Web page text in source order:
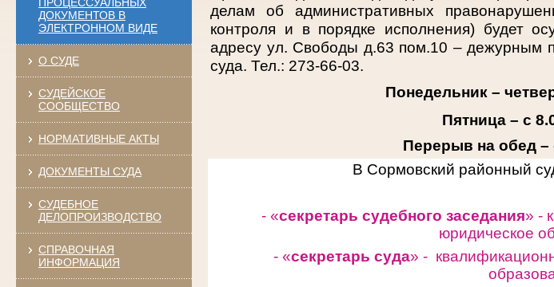
ДОКУМЕНТОВ В
ЭЛЕКТРОННОМ ВИДЕ
О СУДЕ
СУДЕЙСКОЕ
СООБЩЕСТВО
НОРМАТИВНЫЕ АКТЫ
ДОКУМЕНТЫ СУДА
СУДЕБНОЕ
ДЕЛОПРОИЗВОДСТВО
СПРАВОЧНАЯ
ИНФОРМАЦИЯ
делам об административных
контроля и в порядке исполнения) будет
адресу ул. Свободы д.63 пом.10 – дежурным
суда. Тел.: 273-66-03.
Понедельник –
Пятница – с
Перерыв на обед –
В Сормовский районный
- «секретарь судебного заседания» -
юридическое
- «секретарь суда» -